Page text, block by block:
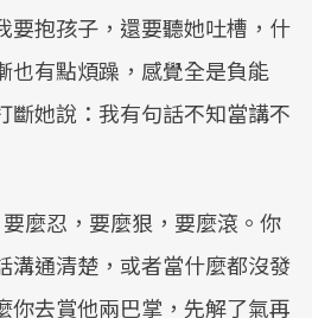
要抱孩子，還要聽她吐槽，什
也有點煩躁，感覺全是負能
斷她說：我有句話不知當講不
麼忍，要麼狠，要麼滾。你
溝通清楚，或者當什麼都沒發
你去賞他兩巴掌，先解了氣再